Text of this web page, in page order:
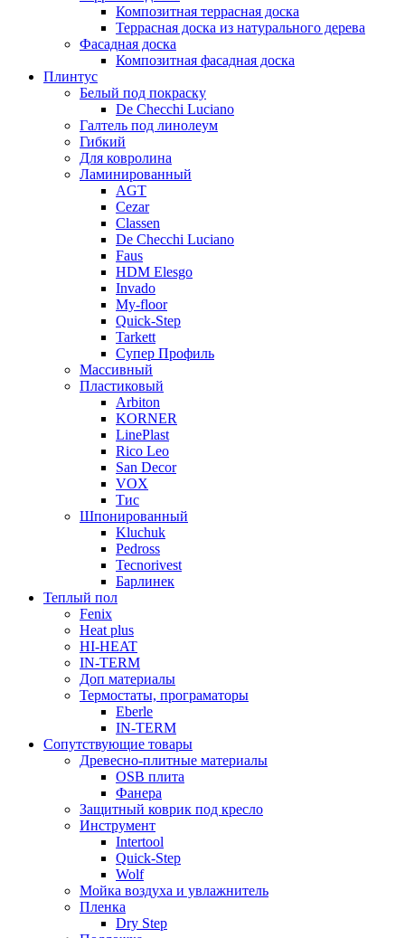
Композитная террасная доска
Террасная доска из натурального дерева
Фасадная доска
Композитная фасадная доска
Плинтус
Белый под покраску
De Checchi Luciano
Галтель под линолеум
Гибкий
Для ковролина
Ламинированный
AGT
Cezar
Classen
De Checchi Luciano
Faus
HDM Elesgo
Invado
My-floor
Quick-Step
Tarkett
Супер Профиль
Массивный
Пластиковый
Arbiton
KORNER
LinePlast
Rico Leo
San Decor
VOX
Тис
Шпонированный
Kluchuk
Pedross
Tecnorivest
Барлинек
Теплый пол
Fenix
Heat plus
HI-HEAT
IN-TERM
Доп материалы
Термостаты, програматоры
Eberle
IN-TERM
Сопутствующие товары
Древесно-плитные материалы
OSB плита
Фанера
Защитный коврик под кресло
Инструмент
Intertool
Quick-Step
Wolf
Мойка воздуха и увлажнитель
Пленка
Dry Step